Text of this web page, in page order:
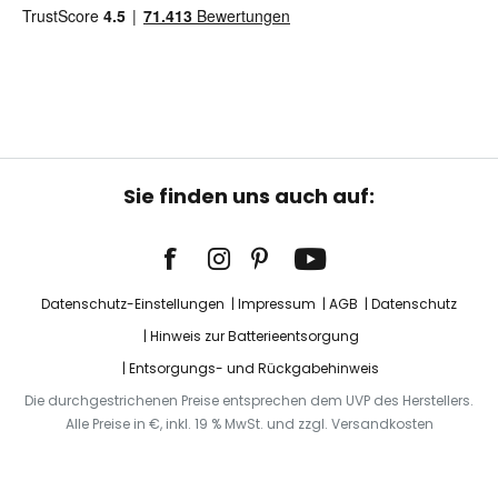
Sie finden uns auch auf:
Datenschutz-Einstellungen Impressum AGB
Datenschutz
Hinweis zur Batterieentsorgung
Entsorgungs- und Rückgabehinweis
Die durchgestrichenen Preise entsprechen dem UVP des Herstellers.
Alle Preise in €, inkl. 19 % MwSt. und zzgl. Versandkosten